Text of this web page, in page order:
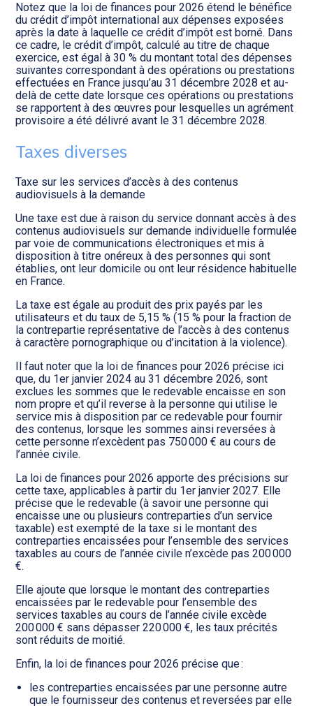
Notez que la loi de finances pour 2026 étend le bénéfice
du crédit d’impôt international aux dépenses exposées
après la date à laquelle ce crédit d’impôt est borné. Dans
ce cadre, le crédit d’impôt, calculé au titre de chaque
exercice, est égal à 30 % du montant total des dépenses
suivantes correspondant à des opérations ou prestations
effectuées en France jusqu’au 31 décembre 2028 et au-
delà de cette date lorsque ces opérations ou prestations
se rapportent à des œuvres pour lesquelles un agrément
provisoire a été délivré avant le 31 décembre 2028.
Taxes diverses
Taxe sur les services d’accès à des contenus
audiovisuels à la demande
Une taxe est due à raison du service donnant accès à des
contenus audiovisuels sur demande individuelle formulée
par voie de communications électroniques et mis à
disposition à titre onéreux à des personnes qui sont
établies, ont leur domicile ou ont leur résidence habituelle
en France.
La taxe est égale au produit des prix payés par les
utilisateurs et du taux de 5,15 % (15 % pour la fraction de
la contrepartie représentative de l’accès à des contenus
à caractère pornographique ou d’incitation à la violence).
Il faut noter que la loi de finances pour 2026 précise ici
que, du 1er janvier 2024 au 31 décembre 2026, sont
exclues les sommes que le redevable encaisse en son
nom propre et qu’il reverse à la personne qui utilise le
service mis à disposition par ce redevable pour fournir
des contenus, lorsque les sommes ainsi reversées à
cette personne n’excèdent pas 750 000 € au cours de
l’année civile.
La loi de finances pour 2026 apporte des précisions sur
cette taxe, applicables à partir du 1er janvier 2027. Elle
précise que le redevable (à savoir une personne qui
encaisse une ou plusieurs contreparties d’un service
taxable) est exempté de la taxe si le montant des
contreparties encaissées pour l’ensemble des services
taxables au cours de l’année civile n’excède pas 200 000
€.
Elle ajoute que lorsque le montant des contreparties
encaissées par le redevable pour l’ensemble des
services taxables au cours de l’année civile excède
200 000 € sans dépasser 220 000 €, les taux précités
sont réduits de moitié.
Enfin, la loi de finances pour 2026 précise que :
les contreparties encaissées par une personne autre
que le fournisseur des contenus et reversées par elle